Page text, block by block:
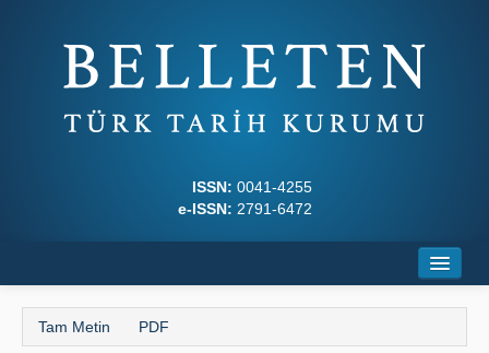
ISSN: 0041-4255
e-ISSN: 2791-6472
Hakkında
Tam Metin PDF